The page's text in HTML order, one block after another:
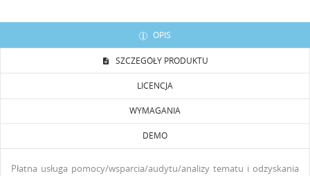
OPIS
SZCZEGÓŁY PRODUKTU
LICENCJA
WYMAGANIA
DEMO
Płatna usługa pomocy/wsparcia/audytu/analizy tematu i odzyskania
DODAJ DO LISTY ŻYCZEŃ
add_circle_outlineUtwórz nową listę
Anuluj
ZALOGUJ SIĘ
Musisz być zalogowany by zapisać produkty na swojej
liście życzeń.
Anuluj